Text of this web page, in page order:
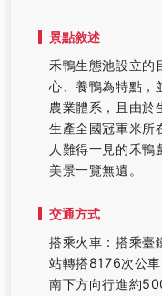
景點敘述
禾鴨生態池設立的
心、養鴨為特點，
農業體系，且由於
生產全國冠軍米所
人難得一見的禾鴨
美景一覽無遺。
交通方式
搭乘火車：搭乘臺
站轉搭8176次公
南下方向行進約